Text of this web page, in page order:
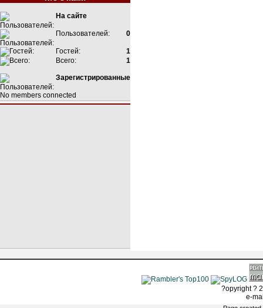
На сайте
Пользователей: 0
Гостей:
1
Всего:
1
Зарегистрированные
No members connected
?opyright ?
e-